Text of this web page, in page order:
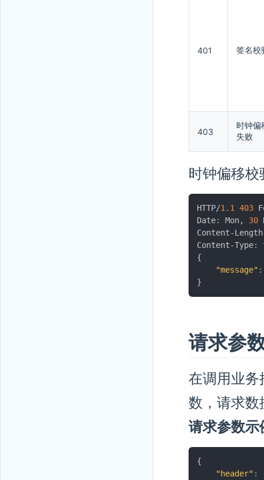
401 签名校
403
时钟偏
失败
时钟偏移
HTTP/1.1 403
Date: Mon, 30
Content-Length
Content-Type:
{
"message" :
}
请求参
在调用业
数，请求
请求参数示
{
"header" :